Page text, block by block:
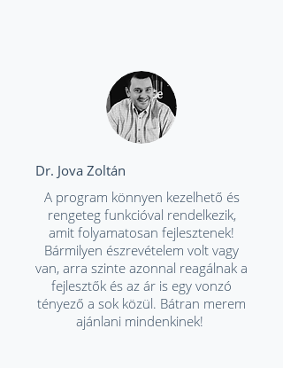
Dr. Jova Zoltán
A program könnyen kezelhető és
rengeteg funkcióval rendelkezik,
amit folyamatosan fejlesztenek!
Bármilyen észrevételem volt vagy
van, arra szinte azonnal reagálnak a
fejlesztők és az ár is egy vonzó
tényező a sok közül. Bátran merem
ajánlani mindenkinek!